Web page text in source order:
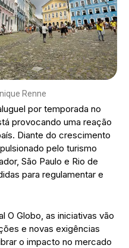
Renne
por temporada no
provocando uma reação
Diante do crescimento
pelo turismo
São Paulo e Rio de
para regulamentar e
O Globo, as iniciativas vão
e novas exigências
o impacto no mercado